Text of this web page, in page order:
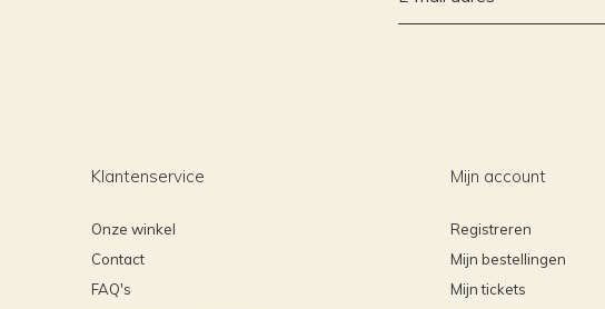
Klantenservice
Onze winkel
Contact
FAQ's
Mijn account
Registreren
Mijn bestellingen
Mijn tickets